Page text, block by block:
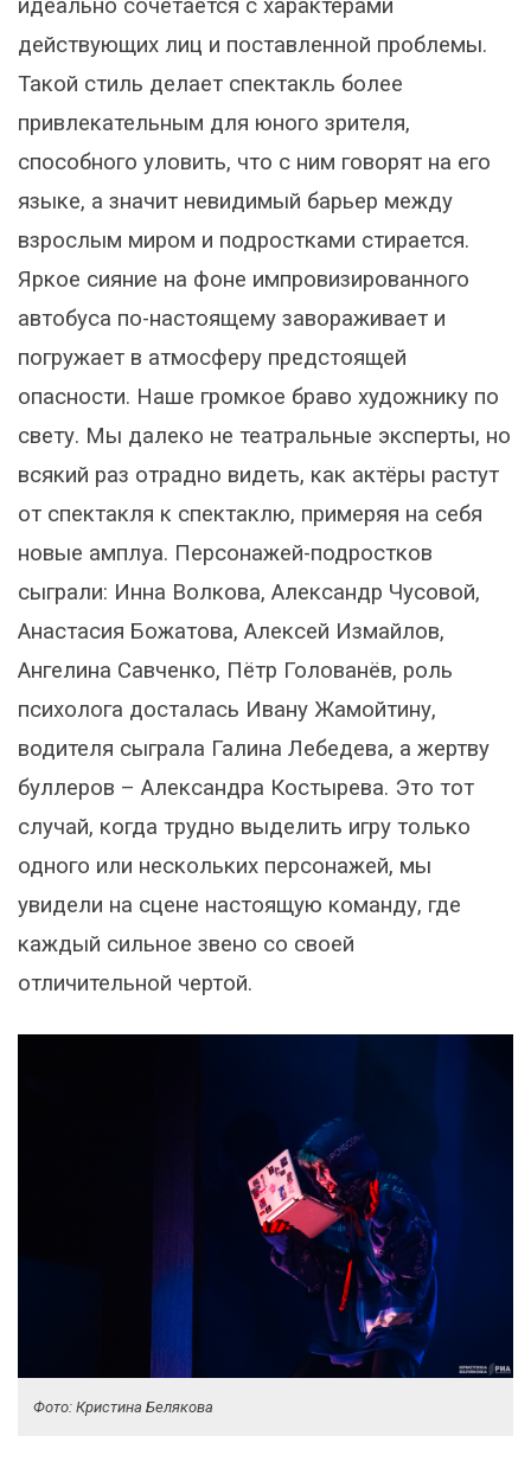
идеально сочетается с характерами
действующих лиц и поставленной проблемы.
Такой стиль делает спектакль более
привлекательным для юного зрителя,
способного уловить, что с ним говорят на его
языке, а значит невидимый барьер между
взрослым миром и подростками стирается.
Яркое сияние на фоне импровизированного
автобуса по-настоящему завораживает и
погружает в атмосферу предстоящей
опасности. Наше громкое браво художнику по
свету. Мы далеко не театральные эксперты, но
всякий раз отрадно видеть, как актёры растут
от спектакля к спектаклю, примеряя на себя
новые амплуа. Персонажей-подростков
сыграли: Инна Волкова, Александр Чусовой,
Анастасия Божатова, Алексей Измайлов,
Ангелина Савченко, Пётр Голованёв, роль
психолога досталась Ивану Жамойтину,
водителя сыграла Галина Лебедева, а жертву
буллеров – Александра Костырева. Это тот
случай, когда трудно выделить игру только
одного или нескольких персонажей, мы
увидели на сцене настоящую команду, где
каждый сильное звено со своей
отличительной чертой.
Фото: Кристина Белякова